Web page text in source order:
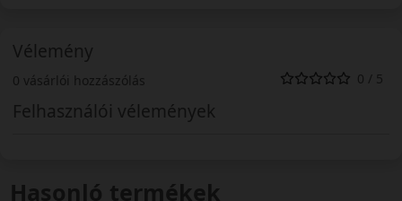
Vélemény
0 vásárlói hozzászólás 0 / 5
Felhasználói vélemények
Hasonló termékek